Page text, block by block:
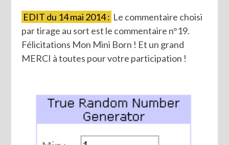
EDIT du 14 mai 2014 : Le commentaire choisi
par tirage au sort est le commentaire n°19.
Félicitations Mon Mini Born ! Et un grand
MERCI à toutes pour votre participation !